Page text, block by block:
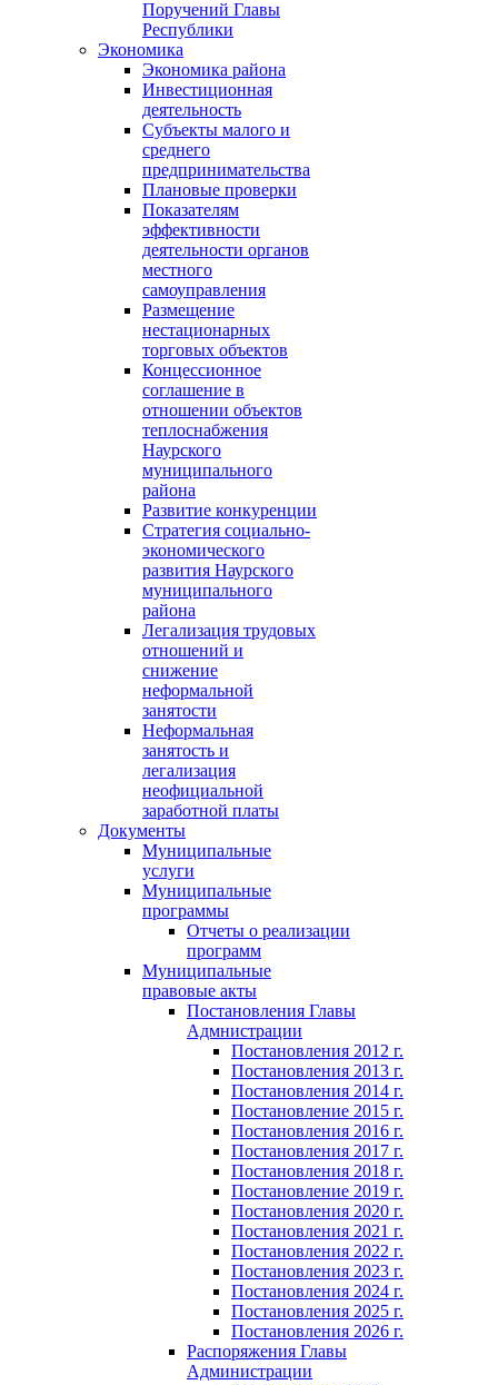
Поручений Главы
Республики
Экономика
Экономика района
Инвестиционная
деятельность
Субъекты малого и
среднего
предпринимательства
Плановые проверки
Показателям
эффективности
деятельности органов
местного
самоуправления
Размещение
нестационарных
торговых объектов
Концессионное
соглашение в
отношении объектов
теплоснабжения
Наурского
муниципального
района
Развитие конкуренции
Стратегия социально-
экономического
развития Наурского
муниципального
района
Легализация трудовых
отношений и
снижение
неформальной
занятости
Неформальная
занятость и
легализация
неофициальной
заработной платы
Документы
Муниципальные
услуги
Муниципальные
программы
Отчеты о реализации
программ
Муниципальные
правовые акты
Постановления Главы
Адмнистрации
Постановления 2012 г.
Постановления 2013 г.
Постановления 2014 г.
Постановление 2015 г.
Постановления 2016 г.
Постановления 2017 г.
Постановления 2018 г.
Постановление 2019 г.
Постановления 2020 г.
Постановления 2021 г.
Постановления 2022 г.
Постановления 2023 г.
Постановления 2024 г.
Постановления 2025 г.
Постановления 2026 г.
Распоряжения Главы
Администрации